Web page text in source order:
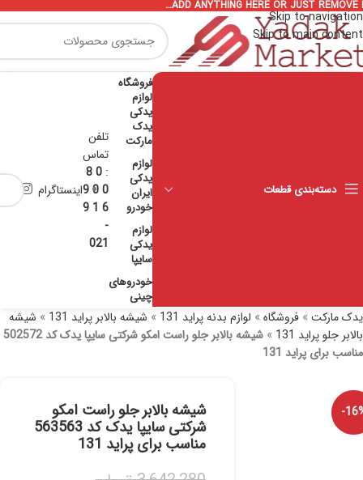
Skip to navigation
Skip to main content
ADD ANYTHING HERE OR JUST REMOVE
دسته‌بندی قطعات
فروشگاه
لوازم
یدکی
یدک
مارکت
لوازم
یدکی
ایران
خودرو
لوازم
یدکی
سایپا
خودروهای
چینی
تلفن
تماس
:
0 8
0 0 9
6 1 9
-
021
اینستاگرام
یدک مارکت» فروشگاه» لوازم بدنه پراید 131 » شیشه بالابر پراید 131 » شیشه
بالابر جلو پراید 131
»
شیشه بالابر جلو راست امکو شرکتی سایپا یدک کد 502572
مناسب برای پراید 131
- شیشه بالابر جلو راست امکو
شرکتی سایپا یدک کد 563563
مناسب برای پراید 131